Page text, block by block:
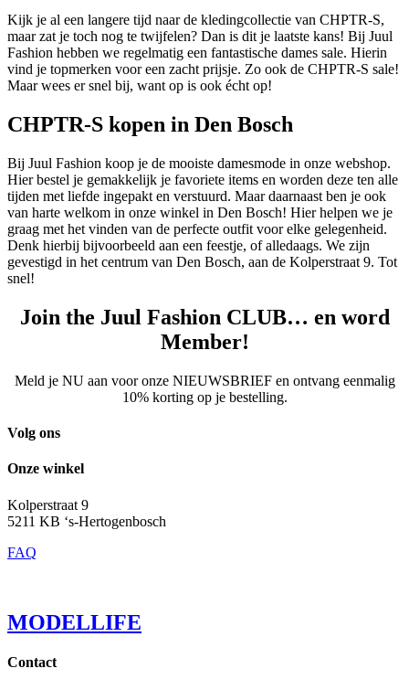
Kijk je al een langere tijd naar de kledingcollectie van CHPTR-S,
maar zat je toch nog te twijfelen? Dan is dit je laatste kans! Bij Juul
Fashion hebben we regelmatig een fantastische dames sale. Hierin
vind je topmerken voor een zacht prijsje. Zo ook de CHPTR-S sale!
Maar wees er snel bij, want op is ook écht op!
CHPTR-S kopen in Den Bosch
Bij Juul Fashion koop je de mooiste damesmode in onze webshop.
Hier bestel je gemakkelijk je favoriete items en worden deze ten alle
tijden met liefde ingepakt en verstuurd. Maar daarnaast ben je ook
van harte welkom in onze winkel in Den Bosch! Hier helpen we je
graag met het vinden van de perfecte outfit voor elke gelegenheid.
Denk hierbij bijvoorbeeld aan een feestje, of alledaags. We zijn
gevestigd in het centrum van Den Bosch, aan de Kolperstraat 9. Tot
snel!
Join the Juul Fashion CLUB… en word
Member!
Meld je NU aan voor onze NIEUWSBRIEF en ontvang eenmalig
10% korting op je bestelling.
Volg ons
Onze winkel
Kolperstraat 9
5211 KB ‘s-Hertogenbosch
FAQ
MODELLIFE
Contact